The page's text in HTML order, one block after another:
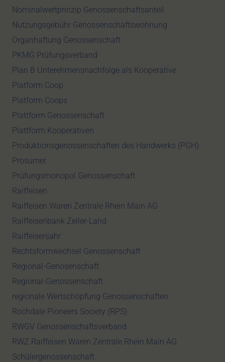
Nominalwertprinzip Genossenschaftsanteil
Nutzungsgebühr Genossenschaftswohnung
Organhaftung Genossenschaft
PKMG Prüfungsverband
Plan B Unterehmensnachfolge als Kooperative
Platform Coop
Platform Coops
Plattform Genossenschaft
Plattform Kooperativen
Produktionsgenossenschaften des Handwerks (PGH)
Prosumer
Prüfungsmonopol Genossenschaft
Raiffeisen
Raiffeisen Waren Zentrale Rhein Main AG
Raiffeisenbank Zeller-Land
Raiffeisenjahr
Rechtsformwechsel Genossenschaft
Regional-Genosenschaft
Regional-Genossenschaft
regionale Wertschöpfung Genossenschaften
Rochdale Pioneers Society (RPS)
RWGV Genossenschaftsverband
RWZ Raiffeisen Waren Zentrale Rhein Main AG
Schülergenossenschaft